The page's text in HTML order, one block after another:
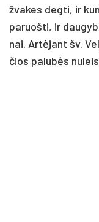
žva­kes deg­ti, ir
pa­ruoš­ti, ir
nai. Ar­tė­jant šv.
čios pa­lu­bės